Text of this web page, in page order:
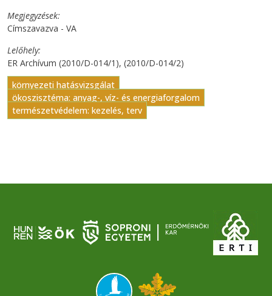
Megjegyzések
Címszavazva - VA
Lelőhely
ER Archívum (2010/D-014/1), (2010/D-014/2)
környezeti hatásvizsgálat
ökoszisztéma: anyag-, víz- és energiaforgalom
természetvédelem: kezelés, terv